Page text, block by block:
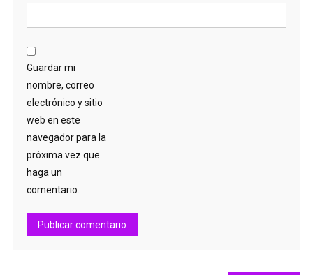
Guardar mi
nombre, correo
electrónico y sitio
web en este
navegador para la
próxima vez que
haga un
comentario.